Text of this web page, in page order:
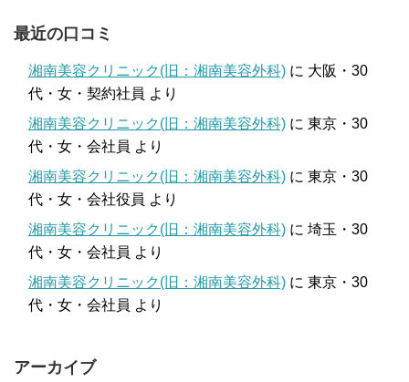
最近の口コミ
湘南美容クリニック(旧：湘南美容外科) に 大阪・30
代・女・契約社員 より
湘南美容クリニック(旧：湘南美容外科) に 東京・30
代・女・会社員 より
湘南美容クリニック(旧：湘南美容外科) に 東京・30
代・女・会社役員 より
湘南美容クリニック(旧：湘南美容外科) に 埼玉・30
代・女・会社員 より
湘南美容クリニック(旧：湘南美容外科) に 東京・30
代・女・会社員 より
アーカイブ